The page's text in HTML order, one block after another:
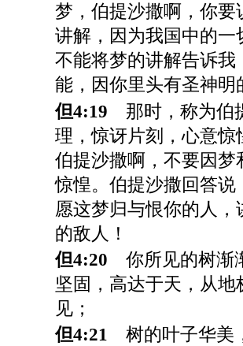
梦，伯提沙撒啊，你要
讲解，因为我国中的一
不能将梦的讲解告诉我
能，因你里头有圣神明
但4:19 那时，称为伯
理，惊讶片刻，心意惊
伯提沙撒啊，不要因梦
惊惶。伯提沙撒回答说
愿这梦归与恨你的人，
的敌人！
但4:20 你所见的树渐
坚固，高达于天，从地
见；
但4:21
树的叶子华美